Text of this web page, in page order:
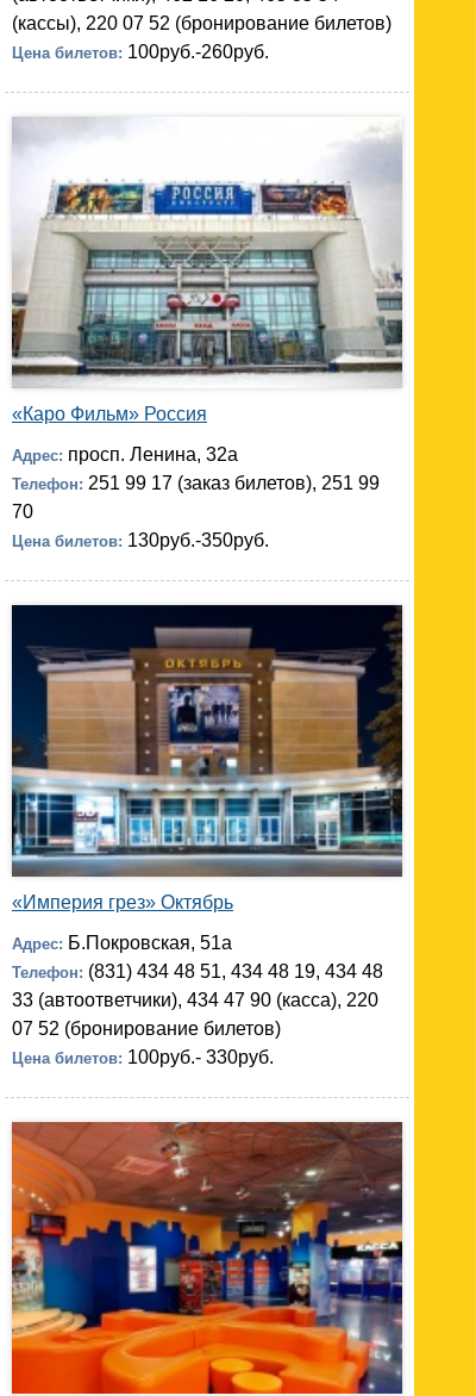
(кассы), 220 07 52 (бронирование билетов)
Цена билетов: 100руб.-260руб.
«Каро Фильм» Россия
Адрес: просп. Ленина, 32а
Телефон: 251 99 17 (заказ билетов), 251 99
70
Цена билетов: 130руб.-350руб.
«Империя грез» Октябрь
Адрес: Б.Покровская, 51а
Телефон: (831) 434 48 51, 434 48 19, 434 48
33 (автоответчики), 434 47 90 (касса), 220
07 52 (бронирование билетов)
Цена билетов: 100руб.- 330руб.